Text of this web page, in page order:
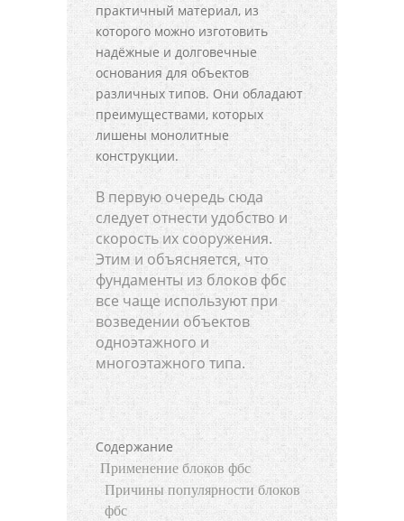
практичный материал, из
которого можно изготовить
надёжные и долговечные
основания для объектов
различных типов. Они обладают
преимуществами, которых
лишены монолитные
конструкции.
В первую очередь сюда
следует отнести удобство и
скорость их сооружения.
Этим и объясняется, что
фундаменты из блоков фбс
все чаще используют при
возведении объектов
одноэтажного и
многоэтажного типа.
Содержание
Применение блоков фбс
Причины популярности блоков
фбс